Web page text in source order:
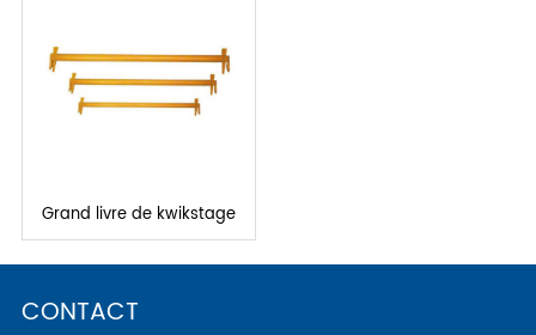
Grand livre de kwikstage
CONTACT